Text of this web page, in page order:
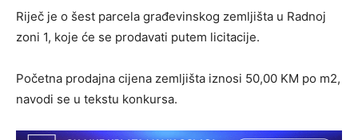
Riječ je o šest parcela građevinskog zemljišta u Radnoj
zoni 1, koje će se prodavati putem licitacije.
Početna prodajna cijena zemljišta iznosi 50,00 KM po m2,
navodi se u tekstu konkursa.